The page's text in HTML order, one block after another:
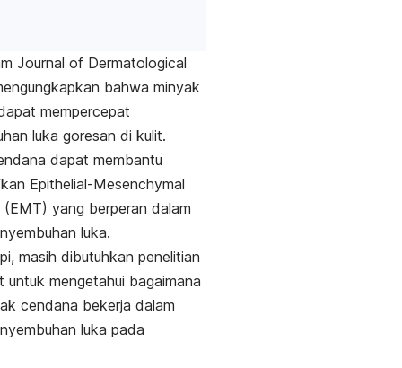
Journal of Dermatological
bahwa minyak
mempercepat
luka goresan di kulit.
dapat membantu
Epithelial-Mesenchymal
(EMT) yang berperan dalam
luka.
masih dibutuhkan penelitian
untuk mengetahui bagaimana
cendana bekerja dalam
luka pada